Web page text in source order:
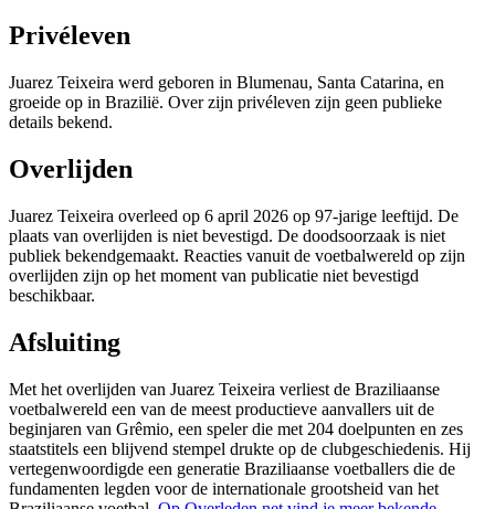
Privéleven
Juarez Teixeira werd geboren in Blumenau, Santa Catarina, en
groeide op in Brazilië. Over zijn privéleven zijn geen publieke
details bekend.
Overlijden
Juarez Teixeira overleed op 6 april 2026 op 97-jarige leeftijd. De
plaats van overlijden is niet bevestigd. De doodsoorzaak is niet
publiek bekendgemaakt. Reacties vanuit de voetbalwereld op zijn
overlijden zijn op het moment van publicatie niet bevestigd
beschikbaar.
Afsluiting
Met het overlijden van Juarez Teixeira verliest de Braziliaanse
voetbalwereld een van de meest productieve aanvallers uit de
beginjaren van Grêmio, een speler die met 204 doelpunten en zes
staatstitels een blijvend stempel drukte op de clubgeschiedenis. Hij
vertegenwoordigde een generatie Braziliaanse voetballers die de
fundamenten legden voor de internationale grootsheid van het